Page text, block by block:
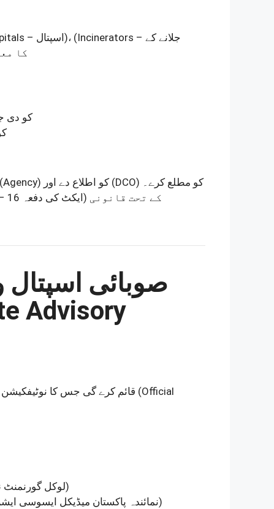
(Hospitals – اسپتال)، (Incinerators – جلانے کے
کا
کو دی
(Agency) (DCO)
کو مطلع کرے۔
(Section 16 of the Act – ایکٹ کی دفعہ 16)
24. صوبائی
Advisory
(Official
(Nominee of Local Government Department – لوکل گورنمنٹ نمائندہ)
(Representative of Pakistan Medical Association – نمائندہ پاکستان میڈیکل ایسوسی ایشن)